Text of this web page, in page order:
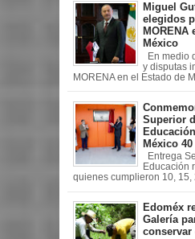
Miguel
elegidos
MORENA
México
En medio
y disputas
MORENA en el Estado de
Superior
México
Entrega
Educación
quienes cumplieron 10, 15,
Edoméx
Galería
conservar